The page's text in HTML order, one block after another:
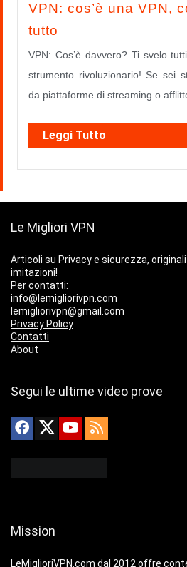
VPN: cos’è una VPN,
tutto
VPN: Cos’è davvero? Ti svelo
strumento rivoluzionario! Se sei
da piattaforme di streaming o
Leggi Tutto
Le Migliori VPN
Articoli su Privacy e sicurezza,
imitazioni!
Per contatti:
info@lemigliorivpn.com
lemigliorivpn@gmail.com
Privacy Policy
Contatti
About
Segui le ultime video prove
Mission
LeMiglioriVPN.com dal 2012 offre